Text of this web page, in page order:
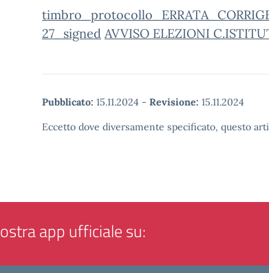
27_signed AVVISO ELEZIONI
Pubblicato: 15.11.2024 - Revisione: 15.11.2024
Eccetto dove diversamente specificato, questo
app ufficiale su: